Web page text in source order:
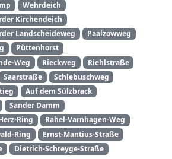
Wehrdeich
Kirchendeich
Landscheideweg
Paalzowweg
Püttenhorst
Weg
Rieckweg
Riehlstraße
Saarstraße
Schlebuschweg
Auf dem Sülzbrack
Sander Damm
Ring
Rahel-Varnhagen-Weg
Ring
Ernst-Mantius-Straße
Dietrich-Schreyge-Straße